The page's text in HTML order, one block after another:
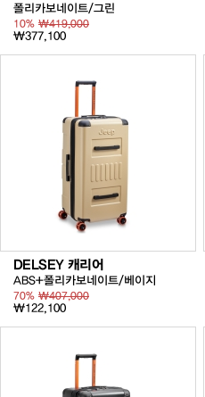
폴리카보네이트/그린
10% ₩419,000
₩377,100
DELSEY 캐리어
ABS+폴리카보네이트/베이지
70% ₩407,000
₩122,100